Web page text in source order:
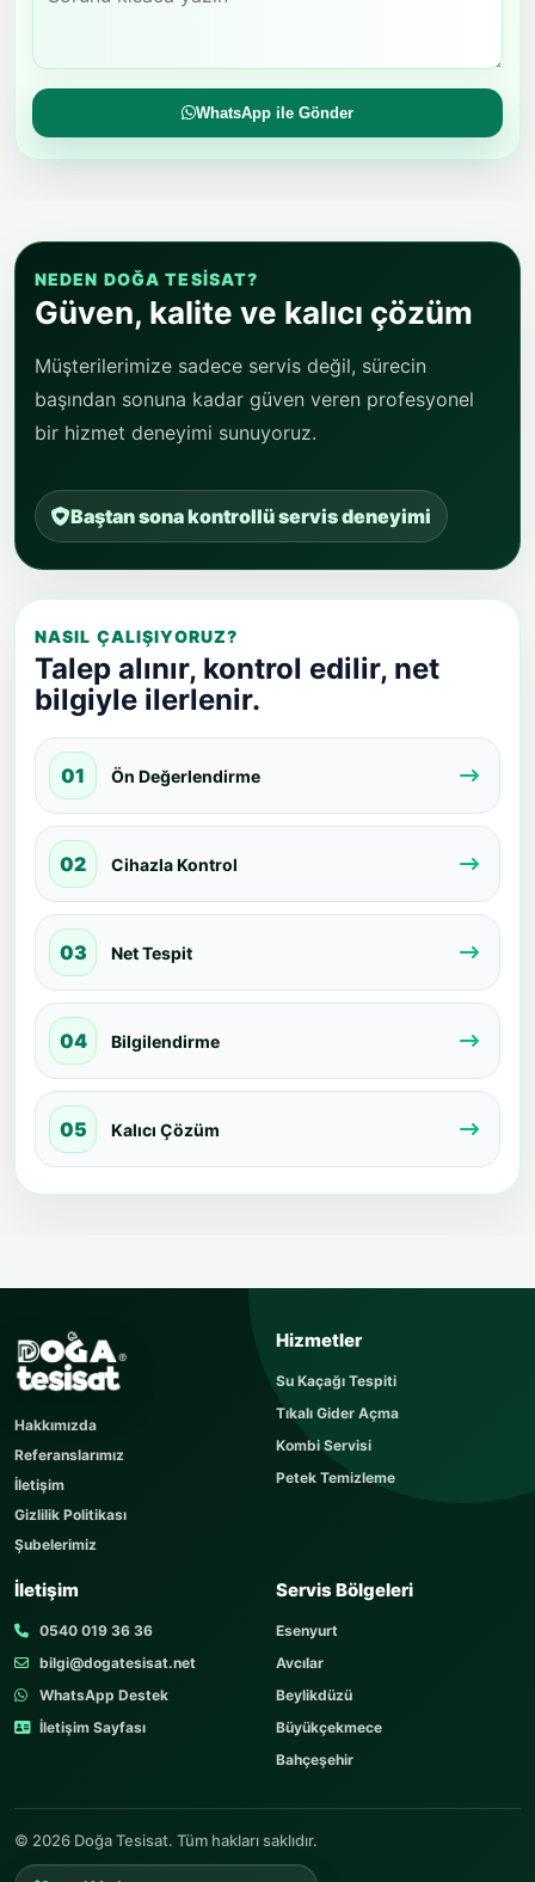
WhatsApp ile Gönder
NEDEN DOĞA TESISAT?
Güven, kalite ve kalıcı çözüm
Müşterilerimize sadece servis değil, sürecin
başından sonuna kadar güven veren profesyonel
bir hizmet deneyimi sunuyoruz.
Baştan sona kontrollü servis deneyimi
NASIL ÇALIŞIYORUZ?
Talep alınır, kontrol edilir, net
bilgiyle ilerlenir.
01 Ön Değerlendirme
02 Cihazla Kontrol
03 Net Tespit
04 Bilgilendirme
05 Kalıcı Çözüm
Sorunuzu kısaca yazın
Sorunuz hemen yayınlanır, cevabı yaklaşık 60
dakika içerisinde cevaplanır. Sorular sayfamızı
KONU
Hakkımızda
Referanslarımız
İletişim
Gizlilik Politikası
Şubelerimiz
Hizmetler
Su Kaçağı Tespiti
Tıkalı Gider Açma
Kombi Servisi
Petek Temizleme
İletişim
0540 019 36 36
bilgi@dogatesisat.net
WhatsApp Destek
İletişim Sayfası
Servis Bölgeleri
Esenyurt
Avcılar
Beylikdüzü
Büyükçekmece
Bahçeşehir
© 2026 Doğa Tesisat. Tüm hakları saklıdır.